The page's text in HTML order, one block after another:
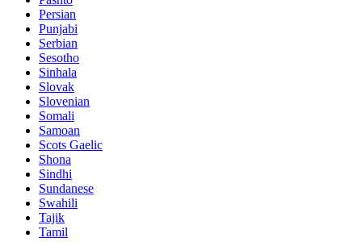
Persian
Punjabi
Serbian
Sesotho
Sinhala
Slovak
Slovenian
Somali
Samoan
Scots Gaelic
Shona
Sindhi
Sundanese
Swahili
Tajik
Tamil